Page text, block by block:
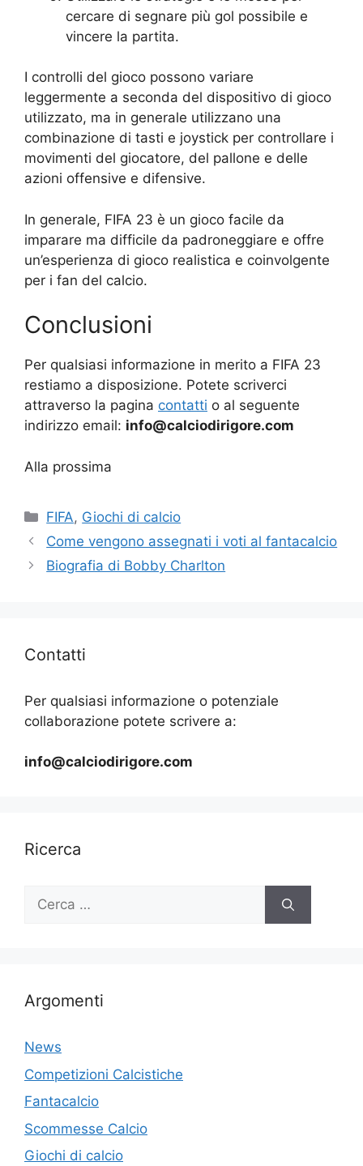
cercare di segnare più gol possibile e
vincere la partita.
I controlli del gioco possono variare
leggermente a seconda del dispositivo di gioco
utilizzato, ma in generale utilizzano una
combinazione di tasti e joystick per controllare i
movimenti del giocatore, del pallone e delle
azioni offensive e difensive.
In generale, FIFA 23 è un gioco facile da
imparare ma difficile da padroneggiare e offre
un’esperienza di gioco realistica e coinvolgente
per i fan del calcio.
Conclusioni
Per qualsiasi informazione in merito a FIFA 23
restiamo a disposizione. Potete scriverci
attraverso la pagina contatti o al seguente
indirizzo email: info@calciodirigore.com
Alla prossima
Categorie
FIFA, Giochi di calcio
Come vengono assegnati i voti al fantacalcio
Biografia di Bobby Charlton
Contatti
Per qualsiasi informazione o potenziale
collaborazione potete scrivere a:
info@calciodirigore.com
Ricerca
Ricerca
Argomenti
News
Competizioni Calcistiche
Fantacalcio
Scommesse Calcio
Giochi di calcio